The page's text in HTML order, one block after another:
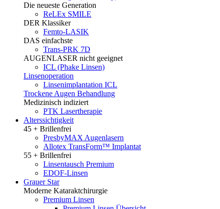
Die neueste Generation
ReLEx SMILE
DER Klassiker
Femto-LASIK
DAS einfachste
Trans-PRK 7D
AUGENLASER nicht geeignet
ICL (Phake Linsen)
Linsenoperation
Linsenimplantation ICL
Trockene Augen Behandlung
Medizinisch indiziert
PTK Lasertherapie
Alterssichtigkeit
45 + Brillenfrei
PresbyMAX Augenlasern
Allotex TransForm™ Implantat
55 + Brillenfrei
Linsentausch Premium
EDOF-Linsen
Grauer Star
Moderne Kataraktchirurgie
Premium Linsen